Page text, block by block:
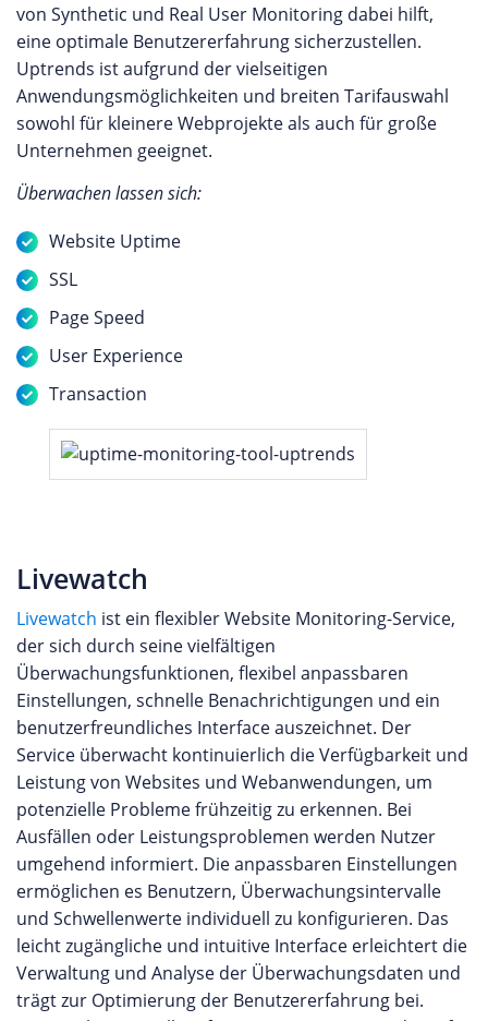
von Synthetic und Real User Monitoring dabei hilft,
eine optimale Benutzererfahrung sicherzustellen.
Uptrends ist aufgrund der vielseitigen
Anwendungsmöglichkeiten und breiten Tarifauswahl
sowohl für kleinere Webprojekte als auch für große
Unternehmen geeignet.
Überwachen lassen sich:
Website Uptime
SSL
Page Speed
User Experience
Transaction
Livewatch
Livewatch ist ein flexibler Website Monitoring-Service,
der sich durch seine vielfältigen
Überwachungsfunktionen, flexibel anpassbaren
Einstellungen, schnelle Benachrichtigungen und ein
benutzerfreundliches Interface auszeichnet. Der
Service überwacht kontinuierlich die Verfügbarkeit und
Leistung von Websites und Webanwendungen, um
potenzielle Probleme frühzeitig zu erkennen. Bei
Ausfällen oder Leistungsproblemen werden Nutzer
umgehend informiert. Die anpassbaren Einstellungen
ermöglichen es Benutzern, Überwachungsintervalle
und Schwellenwerte individuell zu konfigurieren. Das
leicht zugängliche und intuitive Interface erleichtert die
Verwaltung und Analyse der Überwachungsdaten und
trägt zur Optimierung der Benutzererfahrung bei.